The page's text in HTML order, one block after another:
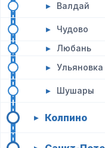
▸ Валдай
▸ Чудово
▸ Любань
▸ Ульяновка
▸ Шушары
▸ Колпино